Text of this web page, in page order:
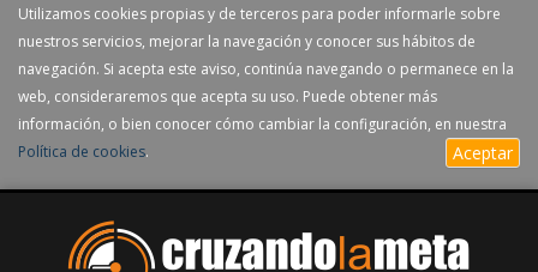
Utilizamos cookies propias y de terceros para poder informarle sobre
nuestros servicios, mejorar la navegación y conocer sus hábitos de
navegación. Si acepta este aviso, continúa navegando o permanece en la
web, consideraremos que acepta su uso. Puede obtener más
información, o bien conocer cómo cambiar la configuración, en nuestra
Política de cookies. Aceptar